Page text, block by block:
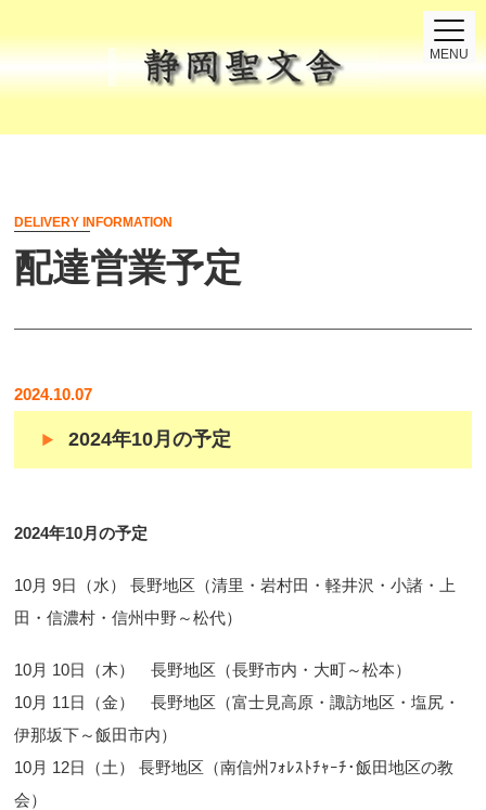
MENU
DELIVERY INFORMATION
配達営業予定
2024.10.07
2024年10月の予定
2024年10月の予定
10月 9日（水） 長野地区（清里・岩村田・軽井沢・小諸・上
田・信濃村・信州中野～松代）
10月 10日（木） 長野地区（長野市内・大町～松本）
10月 11日（金） 長野地区（富士見高原・諏訪地区・塩尻・
伊那坂下～飯田市内）
10月 12日（土） 長野地区（南信州ﾌｫﾚｽﾄﾁｬｰﾁ･飯田地区の教
会）